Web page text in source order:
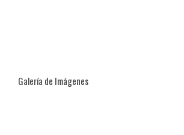
Galería de Imágenes